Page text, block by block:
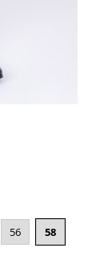
56 58